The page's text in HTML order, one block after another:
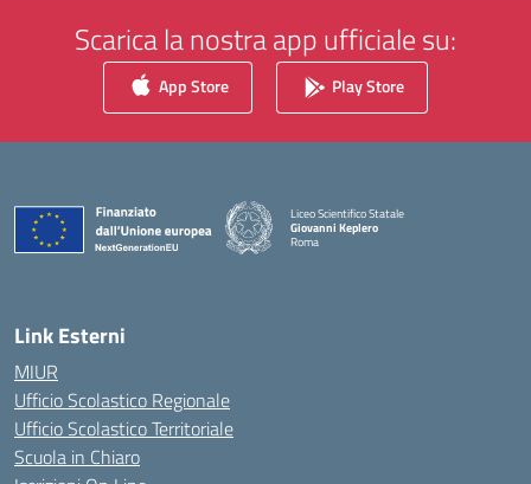
Scarica la nostra app ufficiale su:
App Store Play Store
Liceo Scientifico Statale
Giovanni Keplero
Roma
Link Esterni
MIUR
Ufficio Scolastico Regionale
Ufficio Scolastico Territoriale
Scuola in Chiaro